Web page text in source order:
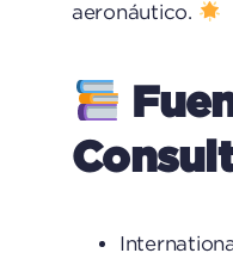
aeronáutico.